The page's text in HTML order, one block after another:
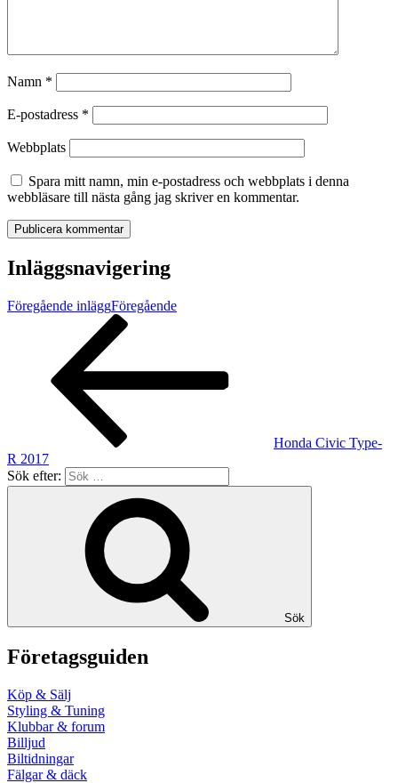
Namn *
E-postadress *
Webbplats
Spara mitt namn, min e-postadress och webbplats i denna
webbläsare till nästa gång jag skriver en kommentar.
Inläggsnavigering
Föregående inläggFöregående
Honda Civic Type-
R 2017
Sök efter:
Sök
Företagsguiden
Köp & Sälj
Styling & Tuning
Klubbar & forum
Billjud
Biltidningar
Fälgar & däck